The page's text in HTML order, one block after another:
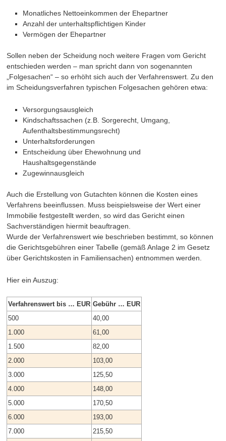
Monatliches Nettoeinkommen der Ehepartner
Anzahl der unterhaltspflichtigen Kinder
Vermögen der Ehepartner
Sollen neben der Scheidung noch weitere Fragen vom Gericht
entschieden werden – man spricht dann von sogenannten
„Folgesachen“ – so erhöht sich auch der Verfahrenswert. Zu den
im Scheidungsverfahren typischen Folgesachen gehören etwa:
Versorgungsausgleich
Kindschaftssachen (z.B. Sorgerecht, Umgang,
Aufenthaltsbestimmungsrecht)
Unterhaltsforderungen
Entscheidung über Ehewohnung und
Haushaltsgegenstände
Zugewinnausgleich
Auch die Erstellung von Gutachten können die Kosten eines
Verfahrens beeinflussen. Muss beispielsweise der Wert einer
Immobilie festgestellt werden, so wird das Gericht einen
Sachverständigen hiermit beauftragen.
Wurde der Verfahrenswert wie beschrieben bestimmt, so können
die Gerichtsgebühren einer Tabelle (gemäß Anlage 2 im Gesetz
über Gerichtskosten in Familiensachen) entnommen werden.
Hier ein Auszug:
Verfahrenswert bis … EUR Gebühr … EUR
500
40,00
1.000
61,00
1.500
82,00
2.000
103,00
3.000
125,50
4.000
148,00
5.000
170,50
6.000
193,00
7.000
215,50